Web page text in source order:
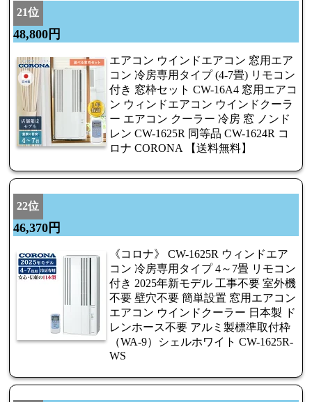
21位
48,800円
エアコン ウインドエアコン 窓用エア
コン 冷房専用タイプ (4-7畳) リモコン
付き 窓枠セット CW-16A4 窓用エアコ
ン ウィンドエアコン ウインドクーラ
ー エアコン クーラー 冷房 窓 ノンド
レン CW-1625R 同等品 CW-1624R コ
ロナ CORONA 【送料無料】
22位
46,370円
《コロナ》 CW-1625R ウィンドエア
コン 冷房専用タイプ 4～7畳 リモコン
付き 2025年新モデル 工事不要 室外機
不要 壁穴不要 簡単設置 窓用エアコン
エアコン ウインドクーラー 日本製 ド
レンホース不要 アルミ製標準取付枠
（WA-9）シェルホワイト CW-1625R-
WS